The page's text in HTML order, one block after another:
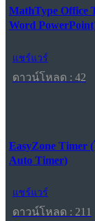
MathType Office
Word
แชร์แวร์
ดาวน์โหลด : 42
EasyZone
Auto Timer)
แชร์แวร์
ดาวน์โหลด : 211